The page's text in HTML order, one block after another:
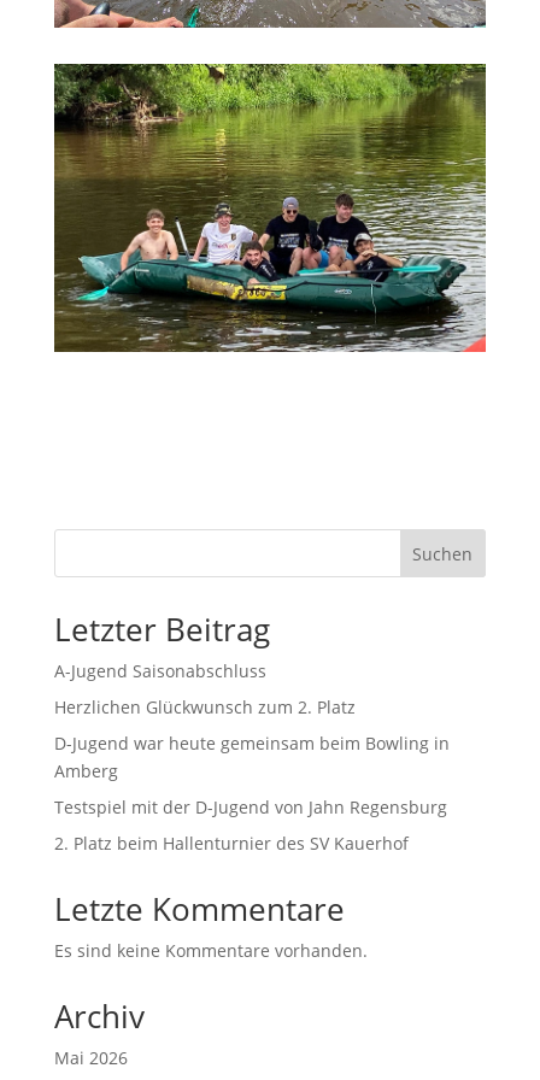
Suchen
Letzter Beitrag
A-Jugend Saisonabschluss
Herzlichen Glückwunsch zum 2. Platz
D-Jugend war heute gemeinsam beim Bowling in
Amberg
Testspiel mit der D-Jugend von Jahn Regensburg
2. Platz beim Hallenturnier des SV Kauerhof
Letzte Kommentare
Es sind keine Kommentare vorhanden.
Archiv
Mai 2026